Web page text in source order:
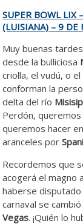
SUPER BOWL LIX
(LUISIANA) – 9 DE
Muy buenas
desde la bulliciosa
criolla, el vudú, o
conforman la
delta del río
Perdón,
queremos hacer
aranceles por
Recordemos que
acogerá el magno
haberse disputado
carnaval se
Vegas. ¡Quién lo